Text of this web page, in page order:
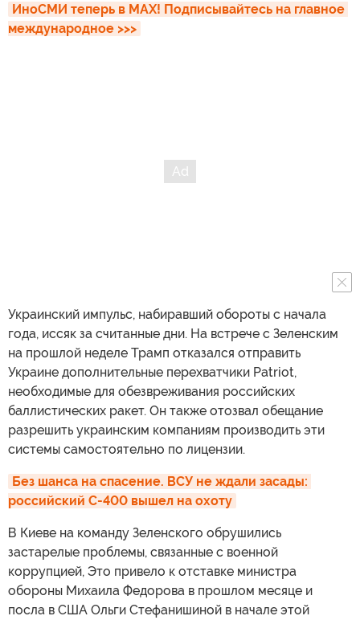
ИноСМИ теперь в MAX! Подписывайтесь на главное
международное >>>
Украинский импульс, набиравший обороты с начала
года, иссяк за считанные дни. На встрече с Зеленским
на прошлой неделе Трамп отказался отправить
Украине дополнительные перехватчики Patriot,
необходимые для обезвреживания российских
баллистических ракет. Он также отозвал обещание
разрешить украинским компаниям производить эти
системы самостоятельно по лицензии.
Без шанса на спасение. ВСУ не ждали засады:
российский С-400 вышел на охоту
В Киеве на команду Зеленского обрушились
застарелые проблемы, связанные с военной
коррупцией, Это привело к отставке министра
обороны Михаила Федорова в прошлом месяце и
посла в США Ольги Стефанишиной в начале этой